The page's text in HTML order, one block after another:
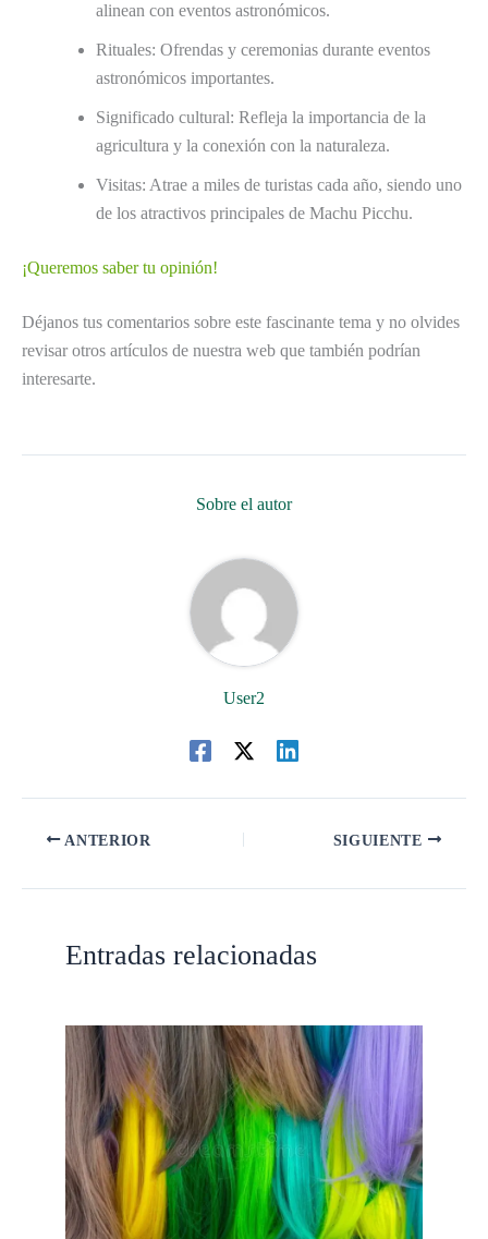
alinean con eventos astronómicos.
Rituales: Ofrendas y ceremonias durante eventos
astronómicos importantes.
Significado cultural: Refleja la importancia de la
agricultura y la conexión con la naturaleza.
Visitas: Atrae a miles de turistas cada año, siendo uno
de los atractivos principales de Machu Picchu.
¡Queremos saber tu opinión!
Déjanos tus comentarios sobre este fascinante tema y no olvides
revisar otros artículos de nuestra web que también podrían
interesarte.
Sobre el autor
User2
ANTERIOR SIGUIENTE
Entradas relacionadas